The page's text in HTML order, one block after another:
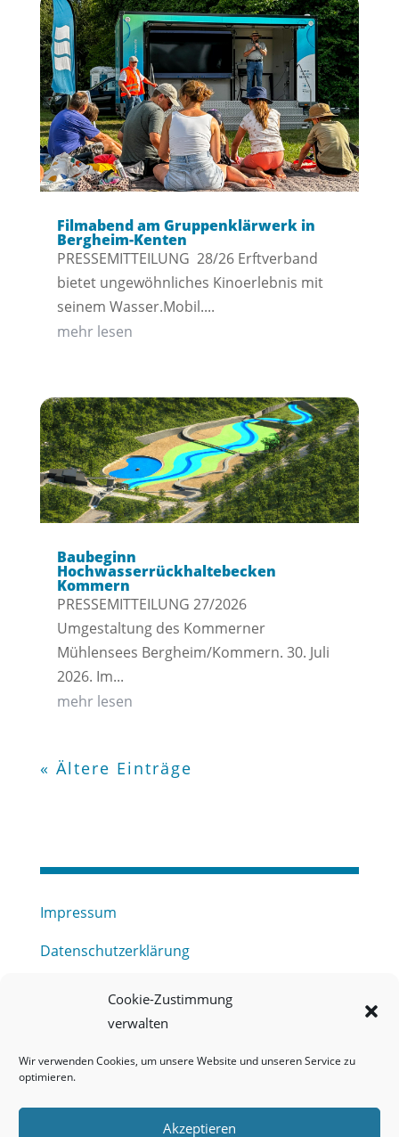
Cookie-Zustimmung
verwalten
Wir verwenden Cookies, um unsere Website und unseren Service zu
optimieren.
Akzeptieren
Filmabend am Gruppenklärwerk in
Bergheim-Kenten
PRESSEMITTEILUNG 28/26 Erftverband
bietet ungewöhnliches Kinoerlebnis mit
seinem Wasser.Mobil....
mehr lesen
Baubeginn
Hochwasserrückhaltebecken
Kommern
PRESSEMITTEILUNG 27/2026
Umgestaltung des Kommerner
Mühlensees Bergheim/Kommern. 30. Juli
2026. Im...
mehr lesen
« Ältere Einträge
Impressum
Datenschutzerklärung
Haftungsausschluss
Barrierefreiheitserklärung
Meldestelle (HinSchG) des Erftverbandes